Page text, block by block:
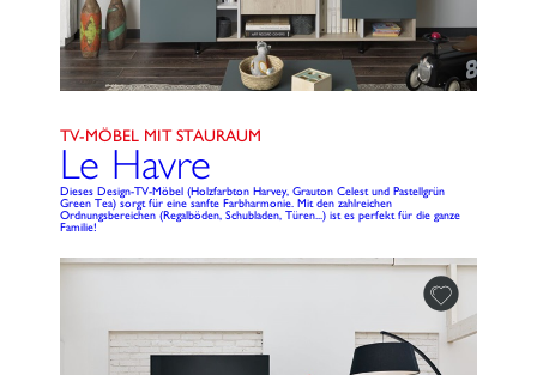
TV-MÖBEL MIT STAURAUM
Le Havre
Dieses Design-TV-Möbel (Holzfarbton Harvey, Grauton Celest und Pastellgrün
Green Tea) sorgt für eine sanfte Farbharmonie. Mit den zahlreichen
Ordnungsbereichen (Regalböden, Schubladen, Türen...) ist es perfekt für die ganze
Familie!